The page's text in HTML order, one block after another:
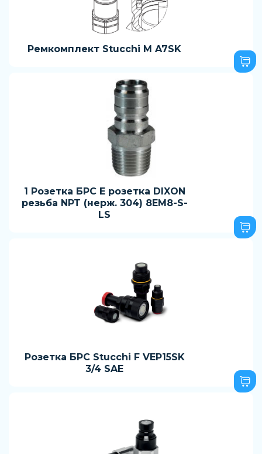
Ремкомплект Stucchi M A7SK
1 Розетка БРС E розетка DIXON
резьба NPT (нерж. 304) 8EM8-S-
LS
Розетка БРС Stucchi F VEP15SK
3/4 SAE